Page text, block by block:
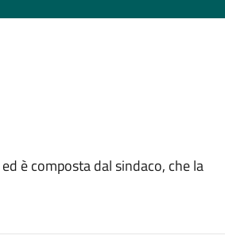
è composta dal sindaco, che la